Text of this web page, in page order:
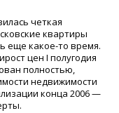
четкая
квартиры
еще какое-то время.
цен I полугодия
полностью,
недвижимости
конца 2006 —